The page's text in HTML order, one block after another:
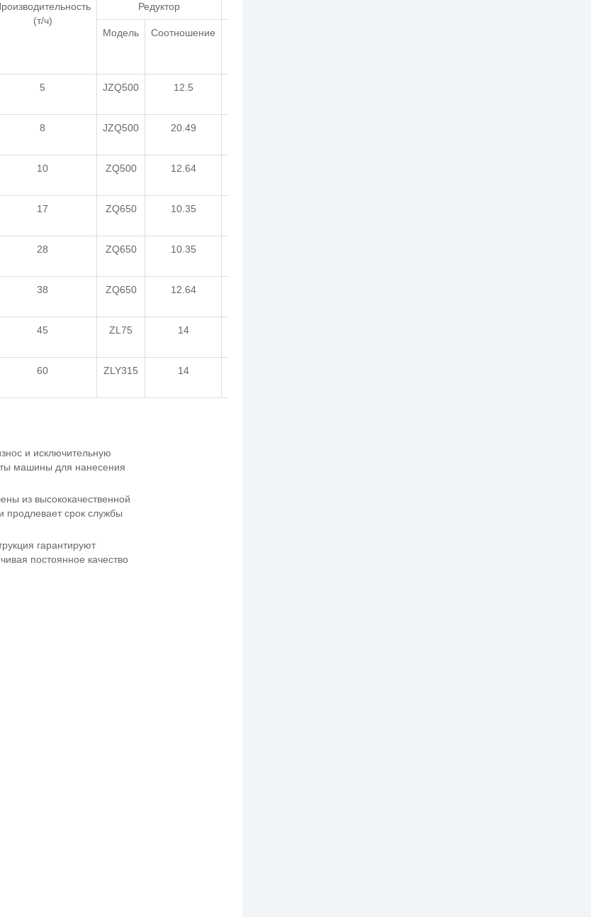
(т/ч)
Редуктор
Модель Соотношение
5 JZQ500 12.5
8 JZQ500 20.49
10 ZQ500 12.64
17 ZQ650 10.35
28 ZQ650 10.35
38 ZQ650 12.64
45 ZL75 14
60 ZLY315 14
и исключительную
машины для нанесения
из высококачественной
продлевает срок службы
гарантируют
постоянное качество